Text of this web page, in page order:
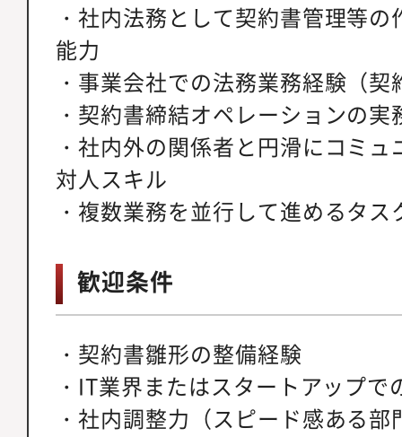
・社内法務として契約書管理等
能力
・事業会社での法務業務経験（
・契約書締結オペレーションの実
・社内外の関係者と円滑にコミ
対人スキル
・複数業務を並行して進めるタ
歓迎条件
・契約書雛形の整備経験
・IT業界またはスタートアップで
・社内調整力（スピード感ある部